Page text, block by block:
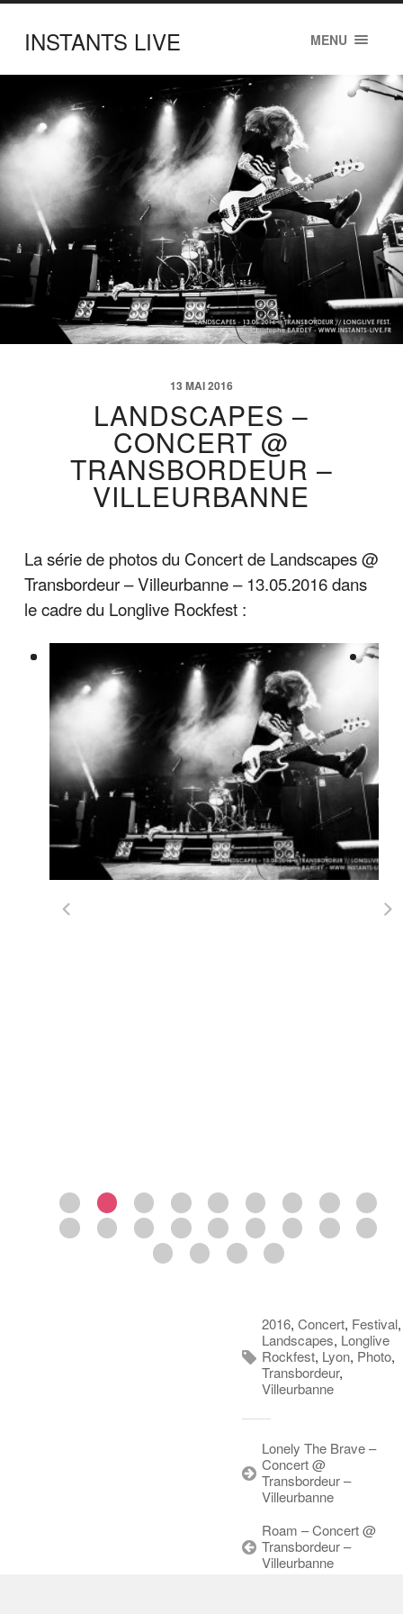
INSTANTS LIVE MENU
13 MAI 2016
LANDSCAPES –
CONCERT @
TRANSBORDEUR –
VILLEURBANNE
La série de photos du Concert de Landscapes @
Transbordeur – Villeurbanne – 13.05.2016 dans
le cadre du Longlive Rockfest :
2016, Concert, Festival,
Landscapes, Longlive
Rockfest, Lyon, Photo,
Transbordeur,
Villeurbanne
Lonely The Brave –
Concert @
Transbordeur –
Villeurbanne
Roam – Concert @
Transbordeur –
Villeurbanne